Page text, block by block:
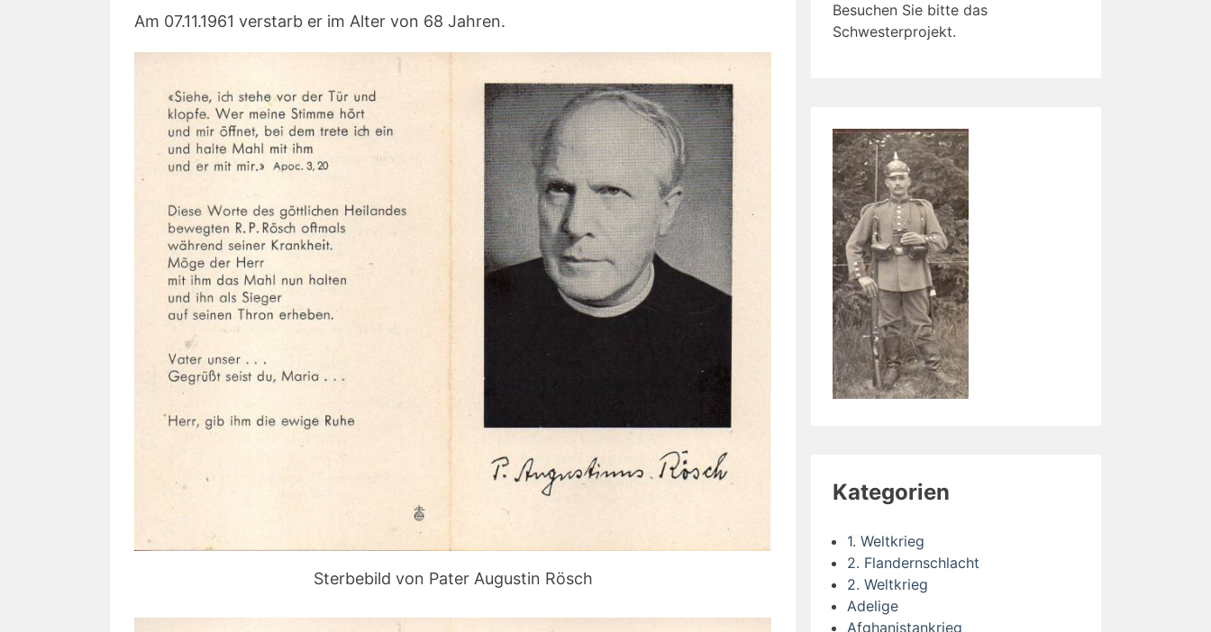
Am 07.11.1961 verstarb er im Alter von 68 Jahren.
Sterbebild von Pater Augustin Rösch
Besuchen Sie bitte das
Schwesterprojekt.
Kategorien
1. Weltkrieg
2. Flandernschlacht
2. Weltkrieg
Adelige
Afghanistankrieg